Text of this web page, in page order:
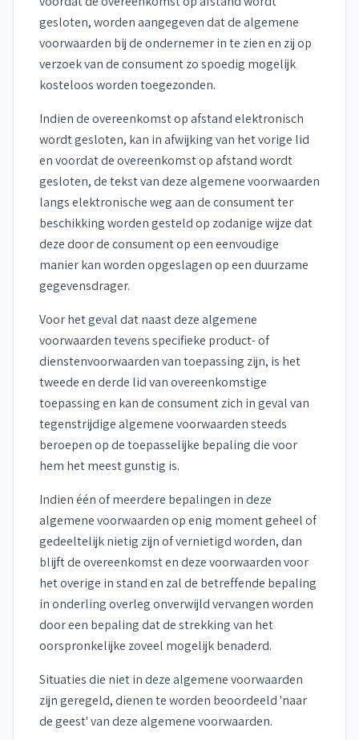
gesloten, worden aangegeven dat de algemene
voorwaarden bij de ondernemer in te zien en zij op
verzoek van de consument zo spoedig mogelijk
kosteloos worden toegezonden.
Indien de overeenkomst op afstand elektronisch
wordt gesloten, kan in afwijking van het vorige lid
en voordat de overeenkomst op afstand wordt
gesloten, de tekst van deze algemene voorwaarden
langs elektronische weg aan de consument ter
beschikking worden gesteld op zodanige wijze dat
deze door de consument op een eenvoudige
manier kan worden opgeslagen op een duurzame
gegevensdrager.
Voor het geval dat naast deze algemene
voorwaarden tevens specifieke product- of
dienstenvoorwaarden van toepassing zijn, is het
tweede en derde lid van overeenkomstige
toepassing en kan de consument zich in geval van
tegenstrijdige algemene voorwaarden steeds
beroepen op de toepasselijke bepaling die voor
hem het meest gunstig is.
Indien één of meerdere bepalingen in deze
algemene voorwaarden op enig moment geheel of
gedeeltelijk nietig zijn of vernietigd worden, dan
blijft de overeenkomst en deze voorwaarden voor
het overige in stand en zal de betreffende bepaling
in onderling overleg onverwijld vervangen worden
door een bepaling dat de strekking van het
oorspronkelijke zoveel mogelijk benaderd.
Situaties die niet in deze algemene voorwaarden
zijn geregeld, dienen te worden beoordeeld 'naar
de geest' van deze algemene voorwaarden.